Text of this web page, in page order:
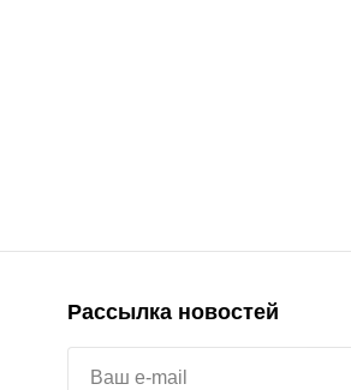
Рассылка новостей